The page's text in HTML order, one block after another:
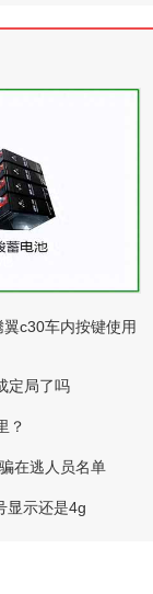
c30车内按键使用
定局了吗
？
在逃人员名单
显示还是4g